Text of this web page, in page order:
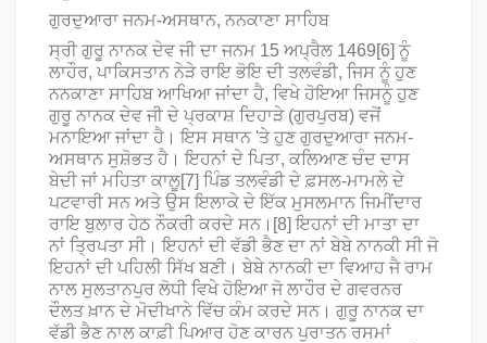
ਗੁਰਦੁਆਰਾ ਜਨਮ-ਅਸਥਾਨ, ਨਨਕਾਣਾ ਸਾਹਿਬ
ਸ੍ਰੀ ਗੁਰੂ ਨਾਨਕ ਦੇਵ ਜੀ ਦਾ ਜਨਮ 15 ਅਪ੍ਰੈਲ 1469[6] ਨੂੰ
ਲਾਹੌਰ, ਪਾਕਿਸਤਾਨ ਨੇੜੇ ਰਾਇ ਭੋਇ ਦੀ ਤਲਵੰਡੀ, ਜਿਸ ਨੂੰ ਹੁਣ
ਨਨਕਾਣਾ ਸਾਹਿਬ ਆਖਿਆ ਜਾਂਦਾ ਹੈ, ਵਿਖੇ ਹੋਇਆ ਜਿਸਨੂੰ ਹੁਣ
ਗੁਰੂ ਨਾਨਕ ਦੇਵ ਜੀ ਦੇ ਪ੍ਰਕਾਸ਼ ਦਿਹਾੜੇ (ਗੁਰਪੁਰਬ) ਵਜੋਂ
ਮਨਾਇਆ ਜਾਂਦਾ ਹੈ। ਇਸ ਸਥਾਨ 'ਤੇ ਹੁਣ ਗੁਰਦੁਆਰਾ ਜਨਮ-
ਅਸਥਾਨ ਸੁਸ਼ੋਭਤ ਹੈ। ਇਹਨਾਂ ਦੇ ਪਿਤਾ, ਕਲਿਆਣ ਚੰਦ ਦਾਸ
ਬੇਦੀ ਜਾਂ ਮਹਿਤਾ ਕਾਲੂ[7] ਪਿੰਡ ਤਲਵੰਡੀ ਦੇ ਫ਼ਸਲ-ਮਾਮਲੇ ਦੇ
ਪਟਵਾਰੀ ਸਨ ਅਤੇ ਉਸ ਇਲਾਕੇ ਦੇ ਇੱਕ ਮੁਸਲਮਾਨ ਜਿਮੀਂਦਾਰ
ਰਾਇ ਬੁਲਾਰ ਹੇਠ ਨੌਕਰੀ ਕਰਦੇ ਸਨ।[8] ਇਹਨਾਂ ਦੀ ਮਾਤਾ ਦਾ
ਨਾਂ ਤ੍ਰਿਪਤਾ ਸੀ। ਇਹਨਾਂ ਦੀ ਵੱਡੀ ਭੈਣ ਦਾ ਨਾਂ ਬੇਬੇ ਨਾਨਕੀ ਸੀ ਜੋ
ਇਹਨਾਂ ਦੀ ਪਹਿਲੀ ਸਿੱਖ ਬਣੀ। ਬੇਬੇ ਨਾਨਕੀ ਦਾ ਵਿਆਹ ਜੈ ਰਾਮ
ਨਾਲ ਸੁਲਤਾਨਪੁਰ ਲੋਧੀ ਵਿਖੇ ਹੋਇਆ ਜੋ ਲਾਹੌਰ ਦੇ ਗਵਰਨਰ
ਦੌਲਤ ਖ਼ਾਨ ਦੇ ਮੋਦੀਖਾਨੇ ਵਿੱਚ ਕੰਮ ਕਰਦੇ ਸਨ। ਗੁਰੂ ਨਾਨਕ ਦਾ
ਵੱਡੀ ਭੈਣ ਨਾਲ ਕਾਫ਼ੀ ਪਿਆਰ ਹੋਣ ਕਾਰਨ ਪੁਰਾਤਨ ਰਸਮਾਂ